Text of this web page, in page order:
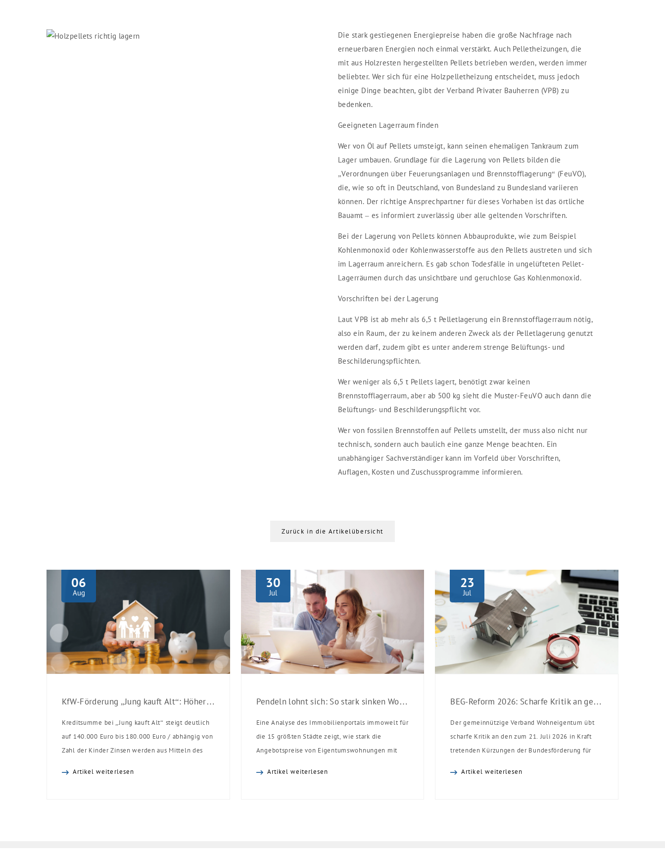
Die stark gestiegenen Energiepreise haben die große Nachfrage nach
erneuerbaren Energien noch einmal verstärkt. Auch Pelletheizungen, die
mit aus Holzresten hergestellten Pellets betrieben werden, werden immer
beliebter. Wer sich für eine Holzpelletheizung entscheidet, muss jedoch
einige Dinge beachten, gibt der Verband Privater Bauherren (VPB) zu
bedenken.
Geeigneten Lagerraum finden
Wer von Öl auf Pellets umsteigt, kann seinen ehemaligen Tankraum zum
Lager umbauen. Grundlage für die Lagerung von Pellets bilden die
„Verordnungen über Feuerungsanlagen und Brennstofflagerung“ (FeuVO),
die, wie so oft in Deutschland, von Bundesland zu Bundesland variieren
können. Der richtige Ansprechpartner für dieses Vorhaben ist das örtliche
Bauamt – es informiert zuverlässig über alle geltenden Vorschriften.
Bei der Lagerung von Pellets können Abbauprodukte, wie zum Beispiel
Kohlenmonoxid oder Kohlenwasserstoffe aus den Pellets austreten und sich
im Lagerraum anreichern. Es gab schon Todesfälle in ungelüfteten Pellet-
Lagerräumen durch das unsichtbare und geruchlose Gas Kohlenmonoxid.
Vorschriften bei der Lagerung
Laut VPB ist ab mehr als 6,5 t Pelletlagerung ein Brennstofflagerraum nötig,
also ein Raum, der zu keinem anderen Zweck als der Pelletlagerung genutzt
werden darf, zudem gibt es unter anderem strenge Belüftungs- und
Beschilderungspflichten.
Wer weniger als 6,5 t Pellets lagert, benötigt zwar keinen
Brennstofflagerraum, aber ab 500 kg sieht die Muster-FeuVO auch dann die
Belüftungs- und Beschilderungspflicht vor.
Wer von fossilen Brennstoffen auf Pellets umstellt, der muss also nicht nur
technisch, sondern auch baulich eine ganze Menge beachten. Ein
unabhängiger Sachverständiger kann im Vorfeld über Vorschriften,
Auflagen, Kosten und Zuschussprogramme informieren.
Zurück in die Artikelübersicht
06
Aug
KfW-Förderung „Jung kauft Alt“: Höhere Kredite ab August 2026
Kreditsumme bei „Jung kauft Alt“ steigt deutlich
auf 140.000 Euro bis 180.000 Euro / abhängig von
Zahl der Kinder Zinsen werden aus Mitteln des
Artikel weiterlesen
30
Jul
Pendeln lohnt sich: So stark sinken Wohnungspreise im Umland
Eine Analyse des Immobilienportals immowelt für
die 15 größten Städte zeigt, wie stark die
Angebotspreise von Eigentumswohnungen mit
Artikel weiterlesen
23
Jul
BEG-Reform 2026: Scharfe Kritik an gekürzten Sanierungsförderungen
Der gemeinnützige Verband Wohneigentum übt
scharfe Kritik an den zum 21. Juli 2026 in Kraft
tretenden Kürzungen der Bundesförderung für
Artikel weiterlesen